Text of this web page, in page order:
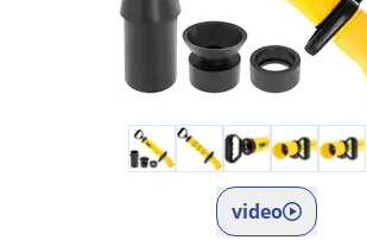
video